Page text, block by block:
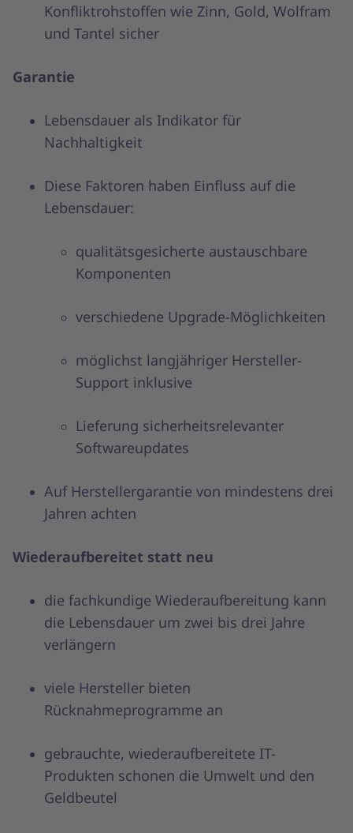
Konfliktrohstoffen wie Zinn, Gold, Wolfram
und Tantel sicher
Garantie
Lebensdauer als Indikator für
Nachhaltigkeit
Diese Faktoren haben Einfluss auf die
Lebensdauer:
qualitätsgesicherte austauschbare
Komponenten
verschiedene Upgrade-Möglichkeiten
möglichst langjähriger Hersteller-
Support inklusive
Lieferung sicherheitsrelevanter
Softwareupdates
Auf Herstellergarantie von mindestens drei
Jahren achten
Wiederaufbereitet statt neu
die fachkundige Wiederaufbereitung kann
die Lebensdauer um zwei bis drei Jahre
verlängern
viele Hersteller bieten
Rücknahmeprogramme an
gebrauchte, wiederaufbereitete IT-
Produkten schonen die Umwelt und den
Geldbeutel